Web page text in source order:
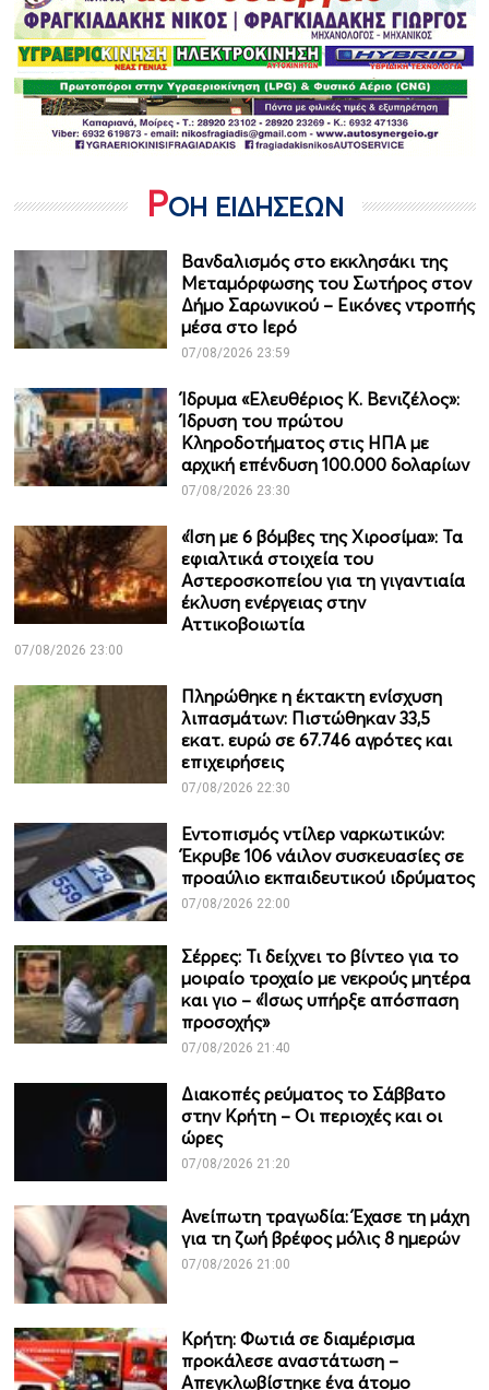
ΡΟΗ ΕΙΔΗΣΕΩΝ
Βανδαλισμός στο εκκλησάκι της
Μεταμόρφωσης του Σωτήρος στον
Δήμο Σαρωνικού – Εικόνες ντροπής
μέσα στο Ιερό
07/08/2026 23:59
Ίδρυμα «Ελευθέριος Κ. Βενιζέλος»:
Ίδρυση του πρώτου
Κληροδοτήματος στις ΗΠΑ με
αρχική επένδυση 100.000 δολαρίων
07/08/2026 23:30
«Ίση με 6 βόμβες της Χιροσίμα»: Τα
εφιαλτικά στοιχεία του
Αστεροσκοπείου για τη γιγαντιαία
έκλυση ενέργειας στην
Αττικοβοιωτία
07/08/2026 23:00
Πληρώθηκε η έκτακτη ενίσχυση
λιπασμάτων: Πιστώθηκαν 33,5
εκατ. ευρώ σε 67.746 αγρότες και
επιχειρήσεις
07/08/2026 22:30
Εντοπισμός ντίλερ ναρκωτικών:
Έκρυβε 106 νάιλον συσκευασίες σε
προαύλιο εκπαιδευτικού ιδρύματος
07/08/2026 22:00
Σέρρες: Τι δείχνει το βίντεο για το
μοιραίο τροχαίο με νεκρούς μητέρα
και γιο – «Ίσως υπήρξε απόσπαση
προσοχής»
07/08/2026 21:40
Διακοπές ρεύματος το Σάββατο
στην Κρήτη – Οι περιοχές και οι
ώρες
07/08/2026 21:20
Ανείπωτη τραγωδία: Έχασε τη μάχη
για τη ζωή βρέφος μόλις 8 ημερών
07/08/2026 21:00
Κρήτη: Φωτιά σε διαμέρισμα
προκάλεσε αναστάτωση –
Απεγκλωβίστηκε ένα άτομο